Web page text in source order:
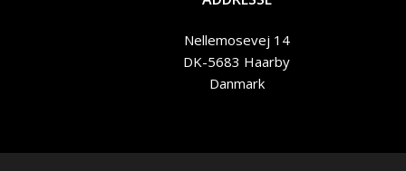
Nellemosevej 14
DK-5683 Haarby
Danmark